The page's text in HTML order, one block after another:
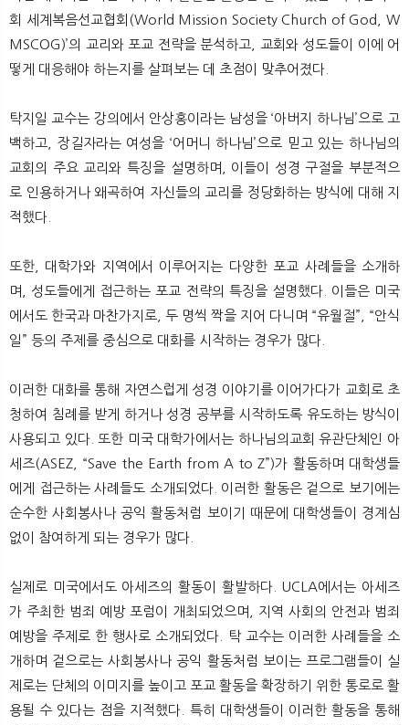
회 세계복음선교협회(World Mission Society Church of God, W
MSCOG)’의 교리와 포교 전략을 분석하고, 교회와 성도들이 이에 어
떻게 대응해야 하는지를 살펴보는 데 초점이 맞추어졌다.
탁지일 교수는 강의에서 안상홍이라는 남성을 ‘아버지 하나님’으로 고
백하고, 장길자라는 여성을 ‘어머니 하나님’으로 믿고 있는 하나님의
교회의 주요 교리와 특징을 설명하며, 이들이 성경 구절을 부분적으
로 인용하거나 왜곡하여 자신들의 교리를 정당화하는 방식에 대해 지
적했다.
또한, 대학가와 지역에서 이루어지는 다양한 포교 사례들을 소개하
며, 성도들에게 접근하는 포교 전략의 특징을 설명했다. 이들은 미국
에서도 한국과 마찬가지로, 두 명씩 짝을 지어 다니며 “유월절”, “안식
일” 등의 주제를 중심으로 대화를 시작하는 경우가 많다.
이러한 대화를 통해 자연스럽게 성경 이야기를 이어가다가 교회로 초
청하여 침례를 받게 하거나 성경 공부를 시작하도록 유도하는 방식이
사용되고 있다. 또한 미국 대학가에서는 하나님의교회 유관단체인 아
세즈(ASEZ, “Save the Earth from A to Z”)가 활동하며 대학생들
에게 접근하는 사례들도 소개되었다. 이러한 활동은 겉으로 보기에는
순수한 사회봉사나 공익 활동처럼 보이기 때문에 대학생들이 경계심
없이 참여하게 되는 경우가 많다.
실제로 미국에서도 아세즈의 활동이 활발하다. UCLA에서는 아세즈
가 주최한 범죄 예방 포럼이 개최되었으며, 지역 사회의 안전과 범죄
예방을 주제로 한 행사로 소개되었다. 탁 교수는 이러한 사례들을 소
개하며 겉으로는 사회봉사나 공익 활동처럼 보이는 프로그램들이 실
제로는 단체의 이미지를 높이고 포교 활동을 확장하기 위한 통로로 활
용될 수 있다는 점을 지적했다. 특히 대학생들이 이러한 활동을 통해